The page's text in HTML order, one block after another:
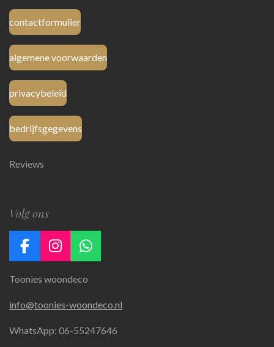
contactformulier
algemene voorwaarden
privacybeleid
bedrijfsgegevens
Reviews
Volg ons
F
c
b
o
I
s
a
g
W
a
s
A
Toonies woondeco
info@toonies-woondeco.nl
WhatsApp: 06-55247646